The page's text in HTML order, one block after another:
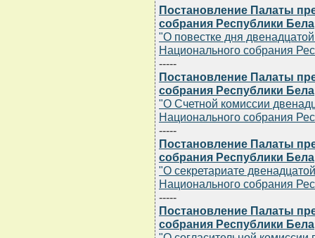
Постановление Палаты
собрания Республики
"О повестке дня
Национального собрания
-----
Постановление Палаты
собрания Республики
"О Счетной комиссии
Национального собрания
-----
Постановление Палаты
собрания Республики
"О секретариате
Национального собрания
-----
Постановление Палаты
собрания Республики